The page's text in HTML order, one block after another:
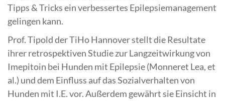
Tipps & Tricks ein verbessertes Epilepsiemanagement
gelingen kann.
Prof. Tipold der TiHo Hannover stellt die Resultate
ihrer retrospektiven Studie zur Langzeitwirkung von
Imepitoin bei Hunden mit Epilepsie (Monneret Lea, et
al.) und dem Einfluss auf das Sozialverhalten von
Hunden mit I.E. vor. Außerdem gewährt sie Einsicht in